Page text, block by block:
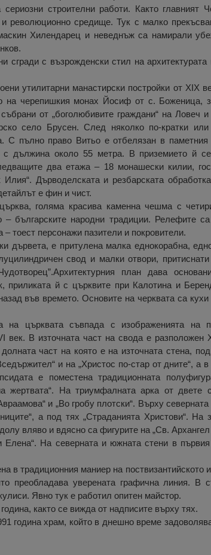
строителни работи. Както главният
революционно средище. Тук с малко
Хилендарец и неведнъж са намирали
сгради с възрожденски стил на
утилитарни манастирски постройки от XIX
на черепишкия монах Йосиф от с. Боженица,
от „боголюбивите граждани“ на Ловеч и
село Брусен. След няколко по-кратки или
С пълно право Витьо е отбелязан в
с дължина около 55 метра. В приземието й
два етажа – 18 монашески килии,
Дърводелската и резбарската
е фин и чист.
голяма красива каменна чешма с
българските народни традиции. Релефите
тоест персонажи пазители и покровители.
дървета, е притулена малка еднокорабна,
свод и малки отвори,
план дава
приликата й с църквите при Калотина и
във времето. Основите на черквата са кухи
на църквата съвпада с изображенията на
век. В източната част на свода е разположен
част на която е на източната стена,
и на „Христос по-стар от дните“, а в
е поместена традиционната
жертвата“. На триумфалната арка от двете
и „Во гробу плотски“. Върху
а под тях „Страданията Христови“. На
вляво и вдясно са фигурите на „Св.
На северната и южната стени в първия
в традиционния маниер на поствизантийското
преобладава уверената графична линия. В
Явно тук е работил опитен майстор.
както се вижда от надписите върху тях.
година храм, който в днешно време